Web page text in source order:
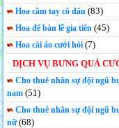
Hoa cầm tay cô dâu(83)
Hoa để bàn lễ gia tiên (45)
Hoa cài áo cưới hỏi (7)
DỊCH VỤ BƯNG QUẢ
Cho thuê nhân sự đội ngũ
nam (51)
Cho thuê nhân sự đội ngũ
nữ(68)